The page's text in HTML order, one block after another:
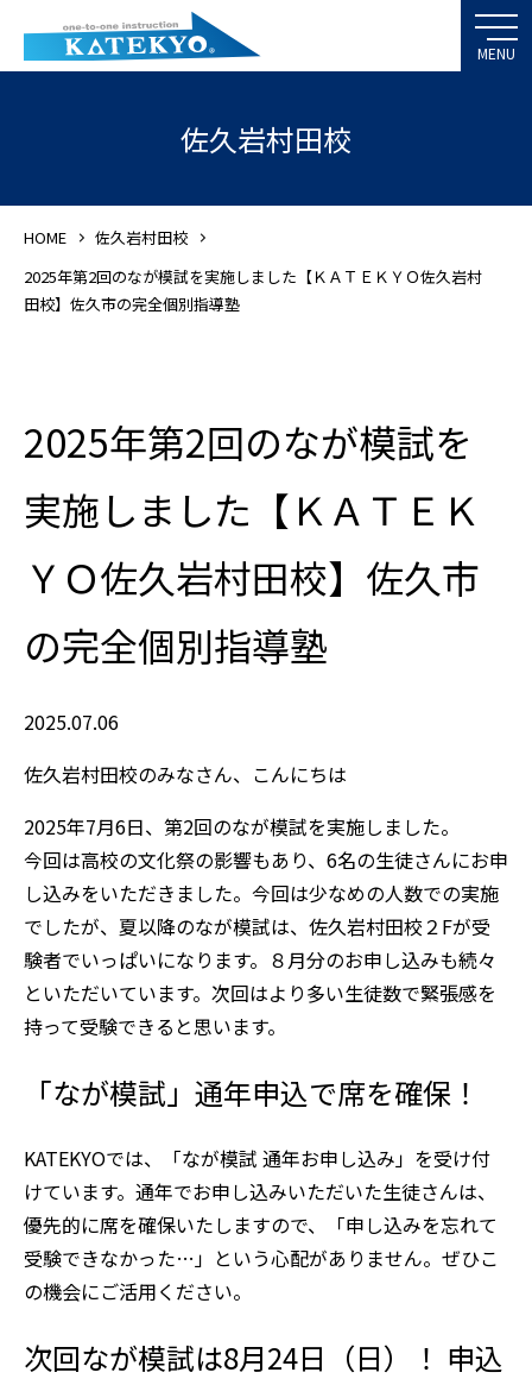
佐久岩村田校
HOME
佐久岩村田校
2025年第2回のなが模試を実施しました【ＫＡＴＥＫＹＯ佐久岩村
田校】佐久市の完全個別指導塾
2025年第2回のなが模試を
実施しました【ＫＡＴＥＫ
ＹＯ佐久岩村田校】佐久市
の完全個別指導塾
2025.07.06
佐久岩村田校のみなさん、こんにちは
2025年7月6日、第2回のなが模試を実施しました。
今回は高校の文化祭の影響もあり、6名の生徒さんにお申
し込みをいただきました。今回は少なめの人数での実施
でしたが、夏以降のなが模試は、佐久岩村田校２Fが受
験者でいっぱいになります。８月分のお申し込みも続々
といただいています。次回はより多い生徒数で緊張感を
持って受験できると思います。
「なが模試」通年申込で席を確保！
KATEKYOでは、「なが模試 通年お申し込み」を受け付
けています。通年でお申し込みいただいた生徒さんは、
優先的に席を確保いたしますので、「申し込みを忘れて
受験できなかった…」という心配がありません。ぜひこ
の機会にご活用ください。
次回なが模試は8月24日（日）！ 申込